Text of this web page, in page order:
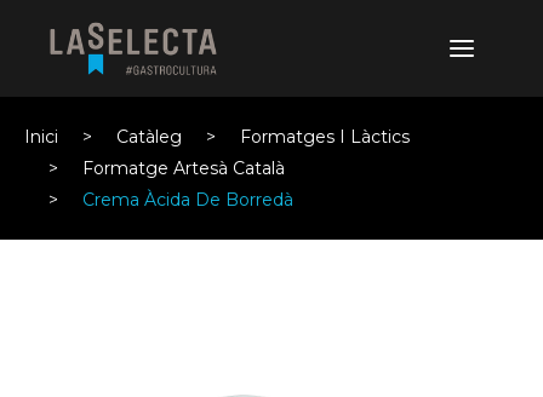
Inici Catàleg
Formatges I Làctics
Formatge Artesà Català
Crema Àcida De Borredà